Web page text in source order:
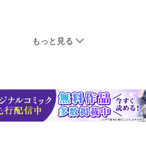
もっと見る